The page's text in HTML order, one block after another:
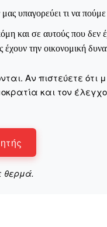
Στείλτε
υπαγορεύει τι να
και σε αυτούς που δεν
την οικονομική
Αν πιστεύετε ότι
και τον έλεγχο
θερμά.